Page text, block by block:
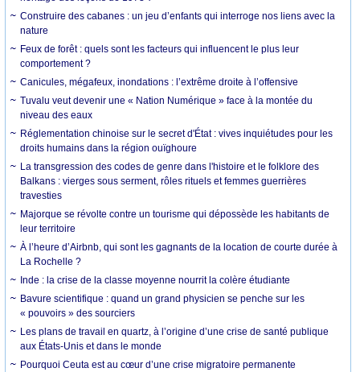
Construire des cabanes : un jeu d’enfants qui interroge nos liens avec la
nature
Feux de forêt : quels sont les facteurs qui influencent le plus leur
comportement ?
Canicules, mégafeux, inondations : l’extrême droite à l’offensive
Tuvalu veut devenir une « Nation Numérique » face à la montée du
niveau des eaux
Réglementation chinoise sur le secret d'État : vives inquiétudes pour les
droits humains dans la région ouïghoure
La transgression des codes de genre dans l'histoire et le folklore des
Balkans : vierges sous serment, rôles rituels et femmes guerrières
travesties
Majorque se révolte contre un tourisme qui dépossède les habitants de
leur territoire
À l’heure d’Airbnb, qui sont les gagnants de la location de courte durée à
La Rochelle ?
Inde : la crise de la classe moyenne nourrit la colère étudiante
Bavure scientifique : quand un grand physicien se penche sur les
« pouvoirs » des sourciers
Les plans de travail en quartz, à l’origine d’une crise de santé publique
aux États-Unis et dans le monde
Pourquoi Ceuta est au cœur d’une crise migratoire permanente